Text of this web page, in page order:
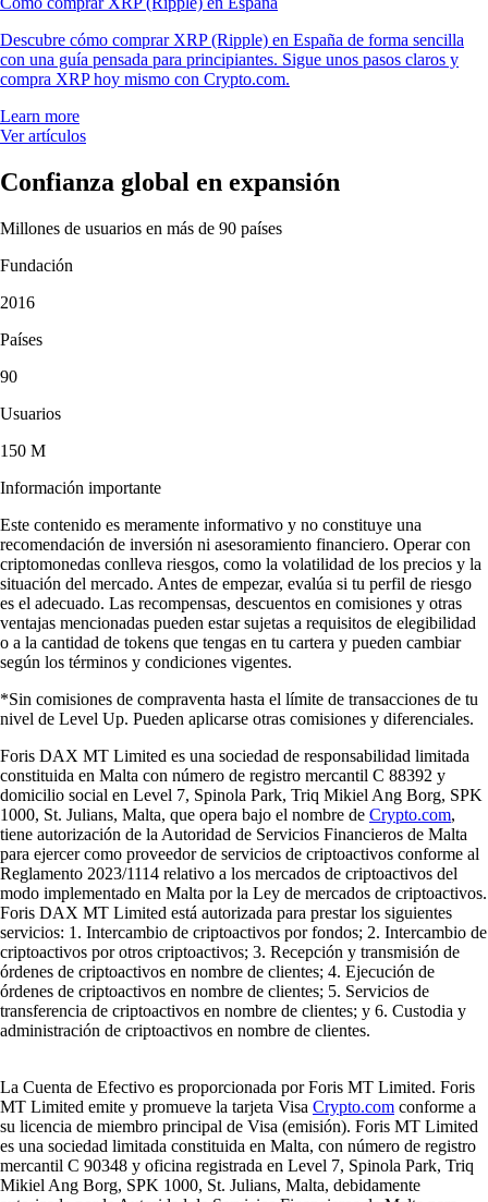
Descubre cómo comprar XRP (Ripple) en España de forma sencilla
con una guía pensada para principiantes. Sigue unos pasos claros y
compra XRP hoy mismo con Crypto.com.
Learn more
Ver artículos
Confianza global en expansión
Millones de usuarios en más de 90 países
Fundación
2016
Países
90
Usuarios
150 M
Información importante
Este contenido es meramente informativo y no constituye una
recomendación de inversión ni asesoramiento financiero. Operar con
criptomonedas conlleva riesgos, como la volatilidad de los precios y la
situación del mercado. Antes de empezar, evalúa si tu perfil de riesgo
es el adecuado. Las recompensas, descuentos en comisiones y otras
ventajas mencionadas pueden estar sujetas a requisitos de elegibilidad
o a la cantidad de tokens que tengas en tu cartera y pueden cambiar
según los términos y condiciones vigentes.
*Sin comisiones de compraventa hasta el límite de transacciones de tu
nivel de Level Up. Pueden aplicarse otras comisiones y diferenciales.
Foris DAX MT Limited es una sociedad de responsabilidad limitada
constituida en Malta con número de registro mercantil C 88392 y
domicilio social en Level 7, Spinola Park, Triq Mikiel Ang Borg, SPK
1000, St. Julians, Malta, que opera bajo el nombre de Crypto.com,
tiene autorización de la Autoridad de Servicios Financieros de Malta
para ejercer como proveedor de servicios de criptoactivos conforme al
Reglamento 2023/1114 relativo a los mercados de criptoactivos del
modo implementado en Malta por la Ley de mercados de criptoactivos.
Foris DAX MT Limited está autorizada para prestar los siguientes
servicios: 1. Intercambio de criptoactivos por fondos; 2. Intercambio de
criptoactivos por otros criptoactivos; 3. Recepción y transmisión de
órdenes de criptoactivos en nombre de clientes; 4. Ejecución de
órdenes de criptoactivos en nombre de clientes; 5. Servicios de
transferencia de criptoactivos en nombre de clientes; y 6. Custodia y
administración de criptoactivos en nombre de clientes.
La Cuenta de Efectivo es proporcionada por Foris MT Limited. Foris
MT Limited emite y promueve la tarjeta Visa Crypto.com conforme a
su licencia de miembro principal de Visa (emisión). Foris MT Limited
es una sociedad limitada constituida en Malta, con número de registro
mercantil C 90348 y oficina registrada en Level 7, Spinola Park, Triq
Mikiel Ang Borg, SPK 1000, St. Julians, Malta, debidamente